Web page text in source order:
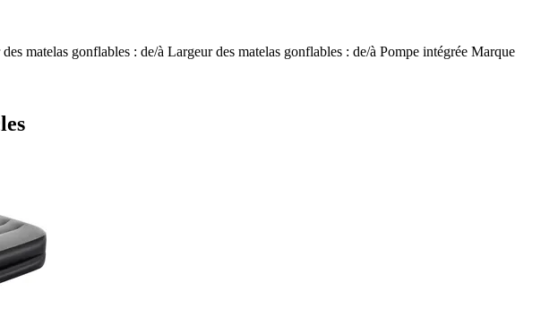
matelas gonflables : de/à Largeur des matelas gonflables : de/à Pompe intégrée Marque